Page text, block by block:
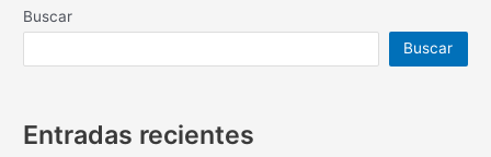
Buscar
Buscar
Entradas recientes